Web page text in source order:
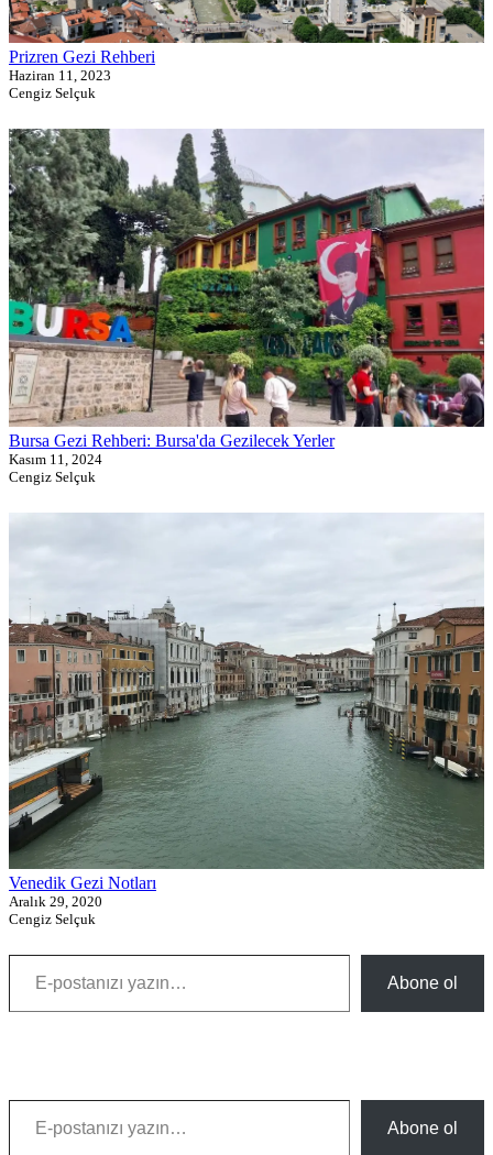
Prizren Gezi Rehberi
Haziran 11, 2023
Cengiz Selçuk
Bursa Gezi Rehberi: Bursa'da Gezilecek Yerler
Kasım 11, 2024
Cengiz Selçuk
Venedik Gezi Notları
Aralık 29, 2020
Cengiz Selçuk
E-postanızı yazın…
Abone ol
E-postanızı yazın…
Abone ol